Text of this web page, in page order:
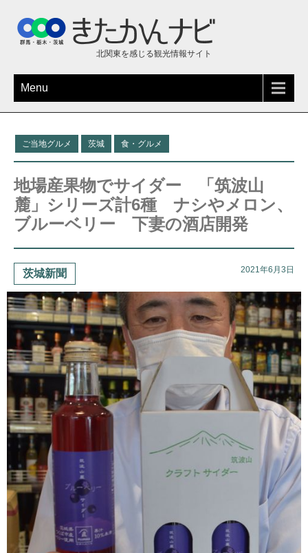
北関東を感じる観光情報サイト
Menu
ご当地グルメ 茨城 食・グルメ
地場産果物でサイダー 「筑波山
麓」シリーズ計6種 ナシやメロン、
ブルーベリー 下妻の酒店開発
茨城新聞 2021年6月3日